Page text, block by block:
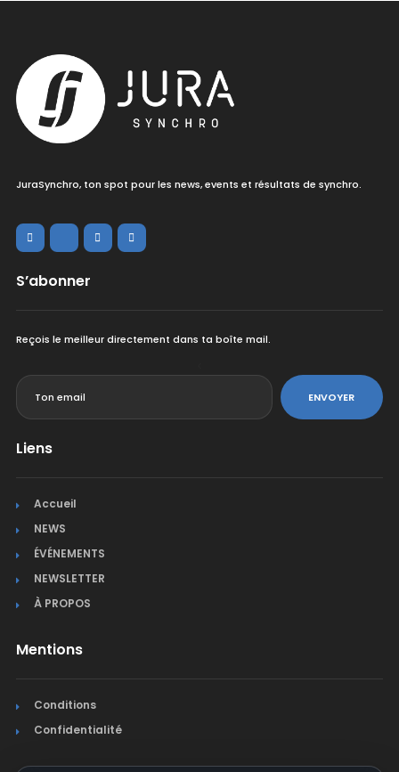
JuraSynchro, ton spot pour les news, events et résultats de synchro.
S’abonner
Reçois le meilleur directement dans ta boîte mail.
ENVOYER
Liens
Accueil
NEWS
ÉVÉNEMENTS
NEWSLETTER
À PROPOS
Mentions
Conditions
Confidentialité